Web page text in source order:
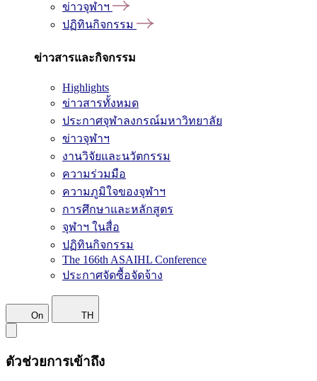
ข่าวจุฬาฯ
ปฏิทินกิจกรรม
ข่าวสารและกิจกรรม
Highlights
ข่าวสารทั้งหมด
ประกาศจุฬาลงกรณ์มหาวิทยาลัย
ข่าวจุฬาฯ
งานวิจัยและนวัตกรรม
ความร่วมมือ
ความภูมิใจของจุฬาฯ
การศึกษาและหลักสูตร
จุฬาฯ ในสื่อ
ปฏิทินกิจกรรม
The 166th ASAIHL Conference
ประกาศจัดซื้อจัดจ้าง
On TH
ตัวช่วยการเข้าถึง